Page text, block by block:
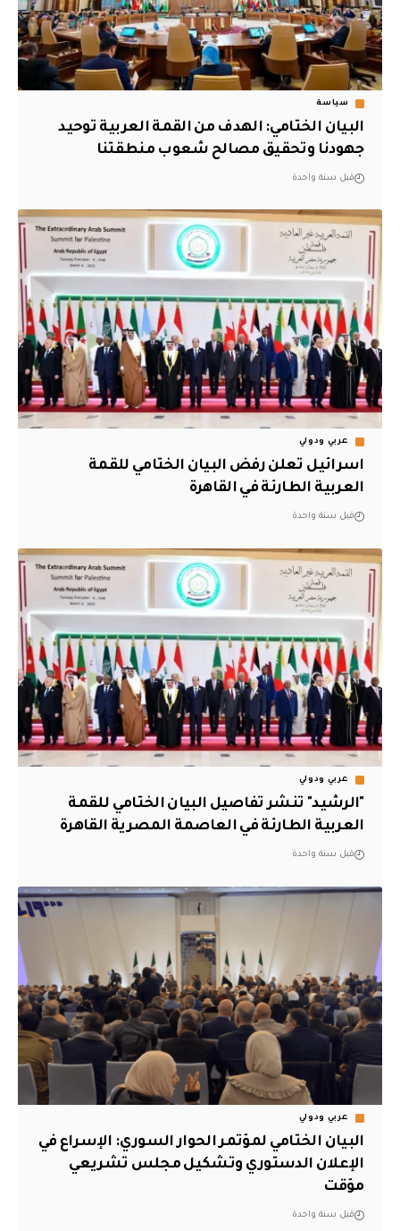
سياسة
البيان الختامي: الهدف من القمة العربية توحيد
جهودنا وتحقيق مصالح شعوب منطقتنا
قبل سنة واحدة
عربي ودولي
اسرائيل تعلن رفض البيان الختامي للقمة
العربية الطارئة في القاهرة
قبل سنة واحدة
عربي ودولي
"الرشيد" تنشر تفاصيل البيان الختامي للقمة
العربية الطارئة في العاصمة المصرية القاهرة
قبل سنة واحدة
عربي ودولي
البيان الختامي لمؤتمر الحوار السوري: الإسراع في
الإعلان الدستوري وتشكيل مجلس تشريعي
مؤقت
قبل سنة واحدة